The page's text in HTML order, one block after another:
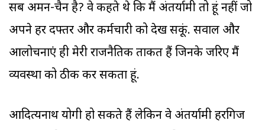
सब अमन-चैन है? वे कहते थे कि मैं अंतर्यामी तो हूं नहीं जो
अपने हर दफ्तर और कर्मचारी को देख सकूं. सवाल और
आलोचनाएं ही मेरी राजनैतिक ताकत हैं जिनके जरिए मैं
व्यवस्था को ठीक कर सकता हूं.
आदित्यनाथ योगी हो सकते हैं लेकिन वे अंतर्यामी हरगिज